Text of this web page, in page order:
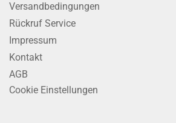
Versandbedingungen
Rückruf Service
Impressum
Kontakt
AGB
Cookie Einstellungen